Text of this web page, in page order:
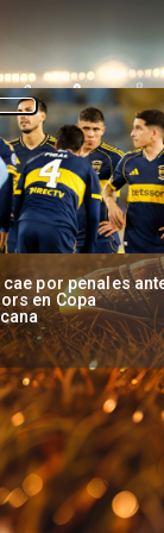
de apuestas
regulación en